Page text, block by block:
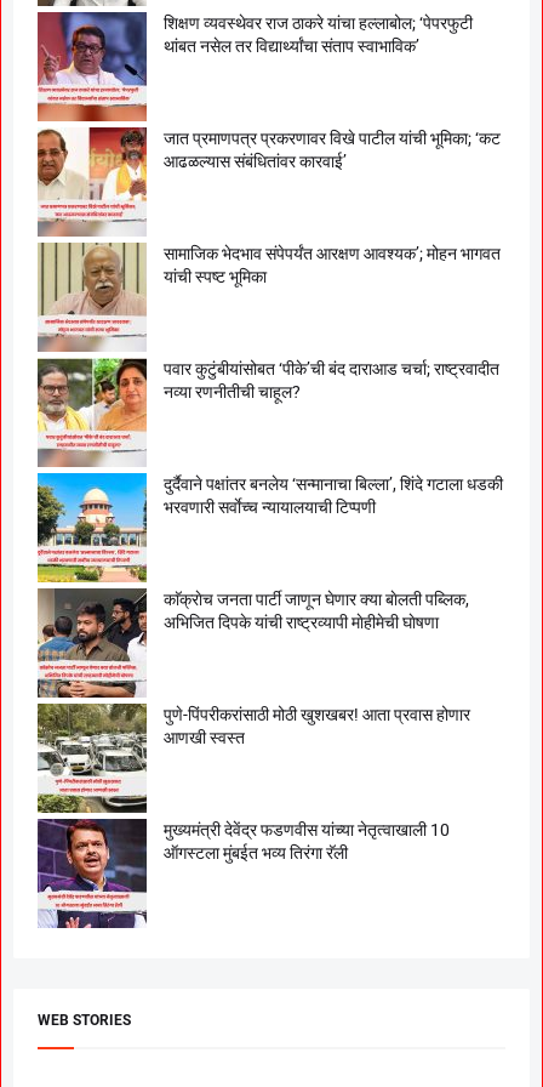
शिक्षण व्यवस्थेवर राज ठाकरे यांचा हल्लाबोल; ‘पेपरफुटी
थांबत नसेल तर विद्यार्थ्यांचा संताप स्वाभाविक’
जात प्रमाणपत्र प्रकरणावर विखे पाटील यांची भूमिका; ‘कट
आढळल्यास संबंधितांवर कारवाई’
सामाजिक भेदभाव संपेपर्यंत आरक्षण आवश्यक’; मोहन भागवत
यांची स्पष्ट भूमिका
पवार कुटुंबीयांसोबत ‘पीके’ची बंद दाराआड चर्चा; राष्ट्रवादीत
नव्या रणनीतीची चाहूल?
दुर्दैवाने पक्षांतर बनलेय ‘सन्मानाचा बिल्ला’, शिंदे गटाला धडकी
भरवणारी सर्वाेच्च न्यायालयाची टिप्पणी
काॅक्राेच जनता पार्टी जाणून घेणार क्या बाेलती पब्लिक,
अभिजित दिपके यांची राष्ट्रव्यापी माेहीमेची घाेषणा
पुणे-पिंपरीकरांसाठी मोठी खुशखबर! आता प्रवास होणार
आणखी स्वस्त
मुख्यमंत्री देवेंद्र फडणवीस यांच्या नेतृत्वाखाली 10
ऑगस्टला मुंबईत भव्य तिरंगा रॅली
WEB STORIES